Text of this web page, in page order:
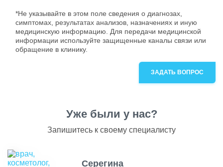
*Не указывайте в этом поле сведения о диагнозах,
симптомах, результатах анализов, назначениях и иную
медицинскую информацию. Для передачи медицинской
информации используйте защищенные каналы связи или
обращение в клинику.
ЗАДАТЬ ВОПРОС
Уже были у нас?
Запишитесь к своему специалисту
Серегина